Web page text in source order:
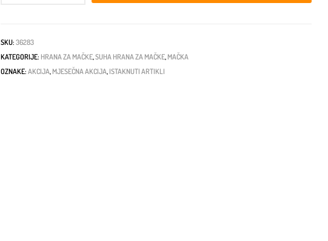
SKU:36283
KATEGORIJE: HRANA ZA MAČKE,SUHA HRANA ZA MAČKE, MAČKA
OZNAKE:AKCIJA, MJESEČNA AKCIJA, ISTAKNUTI ARTIKLI